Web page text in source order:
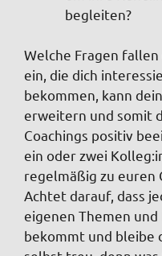
begleiten?
Welche Fragen
ein, die dich
bekommen, kann
erweitern und somit
Coachings positiv
ein oder zwei
regelmäßig zu euren
Achtet darauf, dass
eigenen Themen
bekommt und bleibe